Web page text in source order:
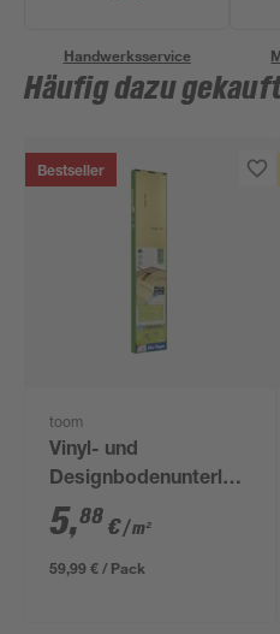
Handwerksservice
Häufig dazu
Bestseller
toom
Vinyl- und
Designbodenunterlage
'Aquastop' 1,5 mm,
1,2 x 8,5 m, 10,2 m² +
Tape
5,88 €/ m²
59,99 € / Pack